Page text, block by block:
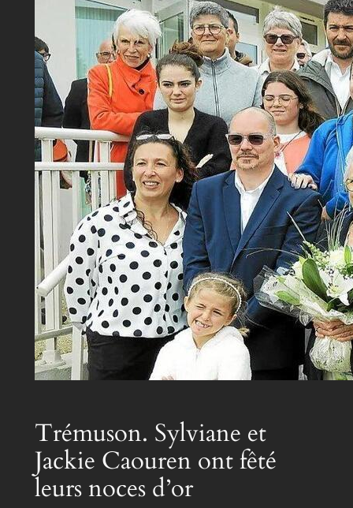
Trémuson. Sylviane et
Jackie Caouren ont fêté
leurs noces d’or